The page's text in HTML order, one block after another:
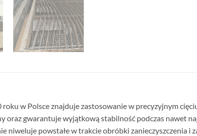
w Polsce znajduje zastosowanie w precyzyjnym
gwarantuje wyjątkową stabilność podczas nawet
niweluje powstałe w trakcie obróbki zanieczyszczenia